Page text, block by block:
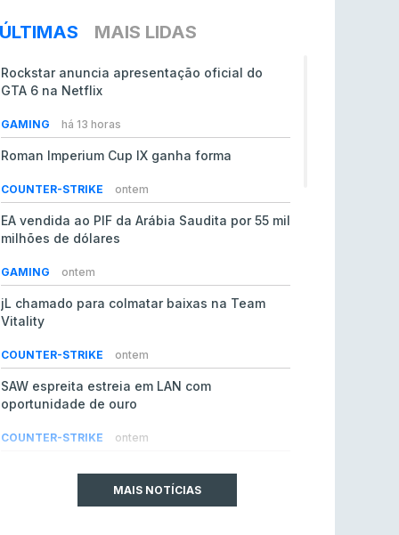
ÚLTIMAS MAIS LIDAS
Rockstar anuncia apresentação oficial do
GTA 6 na Netflix
GAMING há 13 horas
Roman Imperium Cup IX ganha forma
COUNTER-STRIKE ontem
EA vendida ao PIF da Arábia Saudita por 55 mil
milhões de dólares
GAMING ontem
jL chamado para colmatar baixas na Team
Vitality
COUNTER-STRIKE ontem
SAW espreita estreia em LAN com
oportunidade de ouro
COUNTER-STRIKE ontem
do Counter-Strike 2MAIS NOTÍCIAS